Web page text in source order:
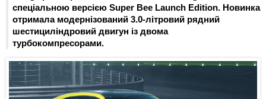
спеціальною версією Super Bee Launch Edition. Новинка
отримала модернізований 3.0-літровий рядний
шестициліндровий двигун із двома
турбокомпресорами.